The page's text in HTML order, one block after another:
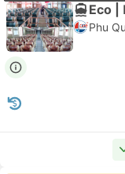
Eco |
Phu